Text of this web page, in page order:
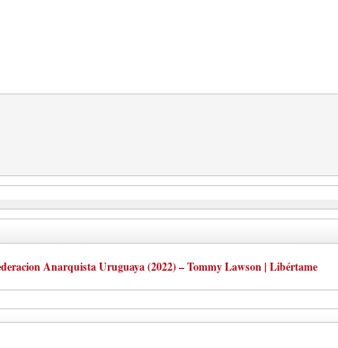
Anarquista Uruguaya (2022) – Tommy Lawson | Libértame